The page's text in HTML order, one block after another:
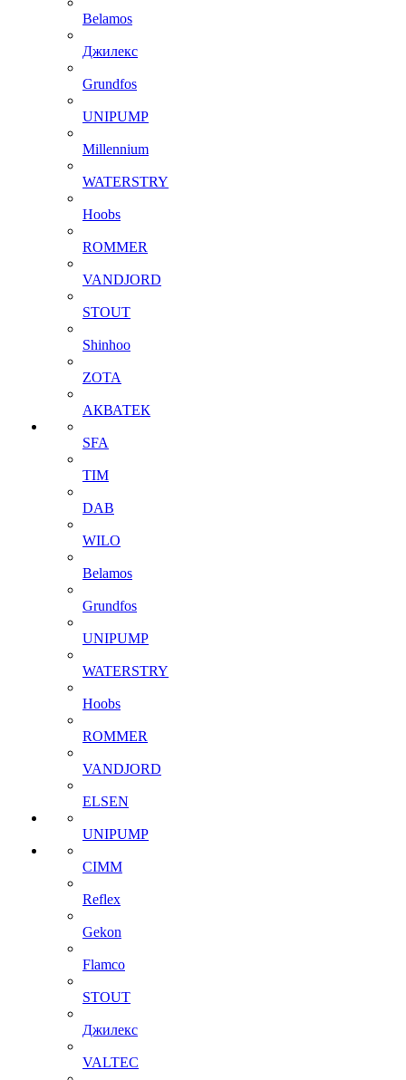
Belamos
Джилекс
Grundfos
UNIPUMP
Millennium
WATERSTRY
Hoobs
ROMMER
VANDJORD
STOUT
Shinhoo
ZOTA
АКВАТЕК
SFA
TIM
DAB
WILO
Belamos
Grundfos
UNIPUMP
WATERSTRY
Hoobs
ROMMER
VANDJORD
ELSEN
UNIPUMP
CIMM
Reflex
Gekon
Flamco
STOUT
Джилекс
VALTEC